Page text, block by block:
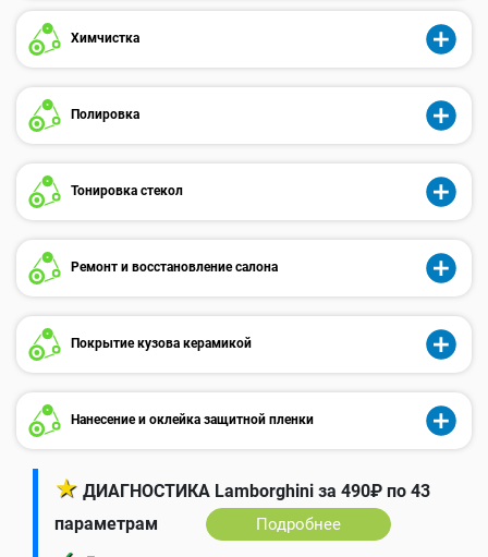
Химчистка
Полировка
Тонировка стекол
Ремонт и восстановление салона
Покрытие кузова керамикой
Нанесение и оклейка защитной пленки
★ ДИАГНОСТИКА Lamborghini за 490₽ по 43
параметрам
Подробнее